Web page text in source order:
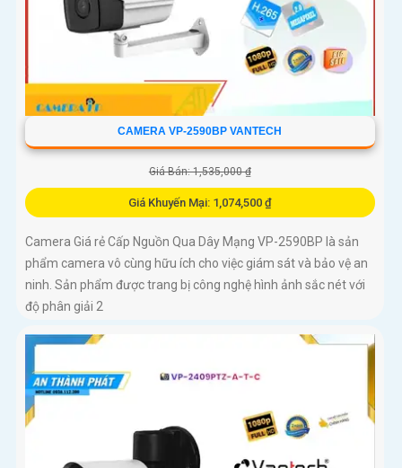
CAMERA VP-2590BP VANTECH
Giá Bán: 1,535,000 ₫
Giá Khuyến Mại: 1,074,500 ₫
Camera Giá rẻ Cấp Nguồn Qua Dây Mạng VP-2590BP là sản
phẩm camera vô cùng hữu ích cho việc giám sát và bảo vệ an
ninh. Sản phẩm được trang bị công nghệ hình ảnh sắc nét với
độ phân giải 2